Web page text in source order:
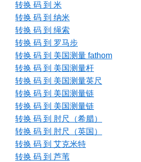
转换 码 到 米
转换 码 到 纳米
转换 码 到 绳索
转换 码 到 罗马步
转换 码 到 美国测量 fathom
转换 码 到 美国测量杆
转换 码 到 美国测量英尺
转换 码 到 美国测量链
转换 码 到 美国测量链
转换 码 到 肘尺（希腊）
转换 码 到 肘尺（英国）
转换 码 到 艾克米特
转换 码 到 芦苇